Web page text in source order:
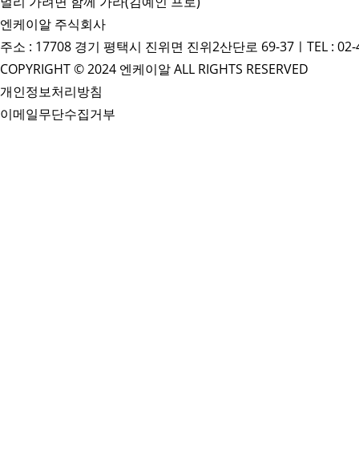
엔케이알 주식회사
주소 : 17708 경기 평택시 진위면 진위2산단로 69-37ㅣTEL :
COPYRIGHT © 2024 엔케이알 ALL RIGHTS RESERVED
개인정보처리방침
이메일무단수집거부